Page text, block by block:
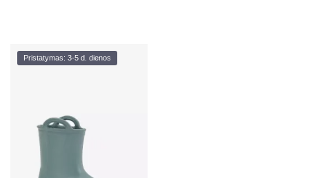
Pristatymas: 3-5 d. dienos